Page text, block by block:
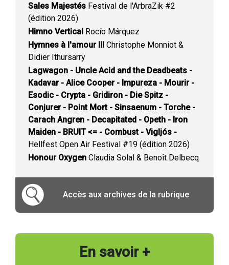
Sales Majestés Festival de l'ArbraZik #2
(édition 2026)
Himno Vertical Rocío Márquez
Hymnes à l'amour III Christophe Monniot &
Didier Ithursarry
Lagwagon - Uncle Acid and the Deadbeats -
Kadavar - Alice Cooper - Impureza - Mourir -
Esodic - Crypta - Gridiron - Die Spitz -
Conjurer - Point Mort - Sinsaenum - Torche -
Carach Angren - Decapitated - Opeth - Iron
Maiden - BRUIT <= - Combust - Vigljós -
Hellfest Open Air Festival #19 (édition 2026)
Honour Oxygen Claudia Solal & Benoît Delbecq
Accès aux archives de la rubrique
En savoir +